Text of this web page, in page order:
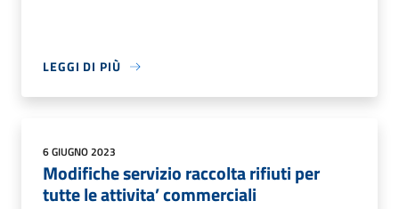
LEGGI DI PIÙ
6 GIUGNO 2023
Modifiche servizio raccolta rifiuti per
tutte le attivita’ commerciali